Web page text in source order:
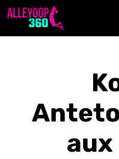
Aller
aux